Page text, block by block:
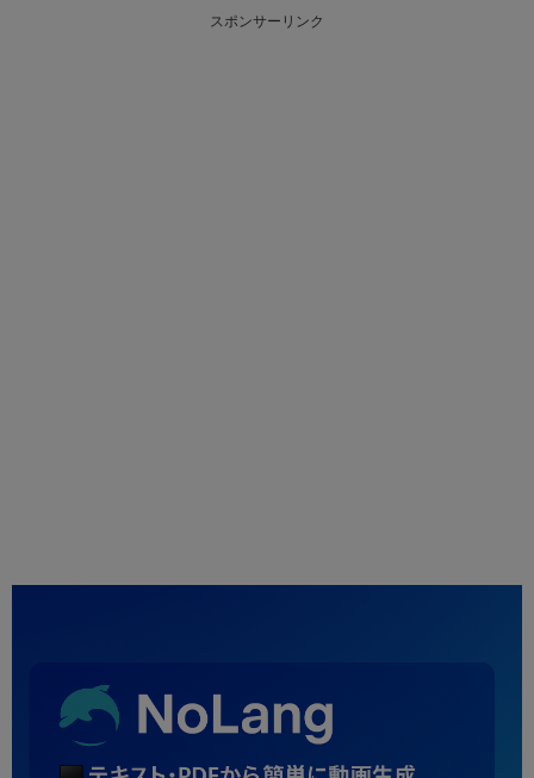
スポンサーリンク